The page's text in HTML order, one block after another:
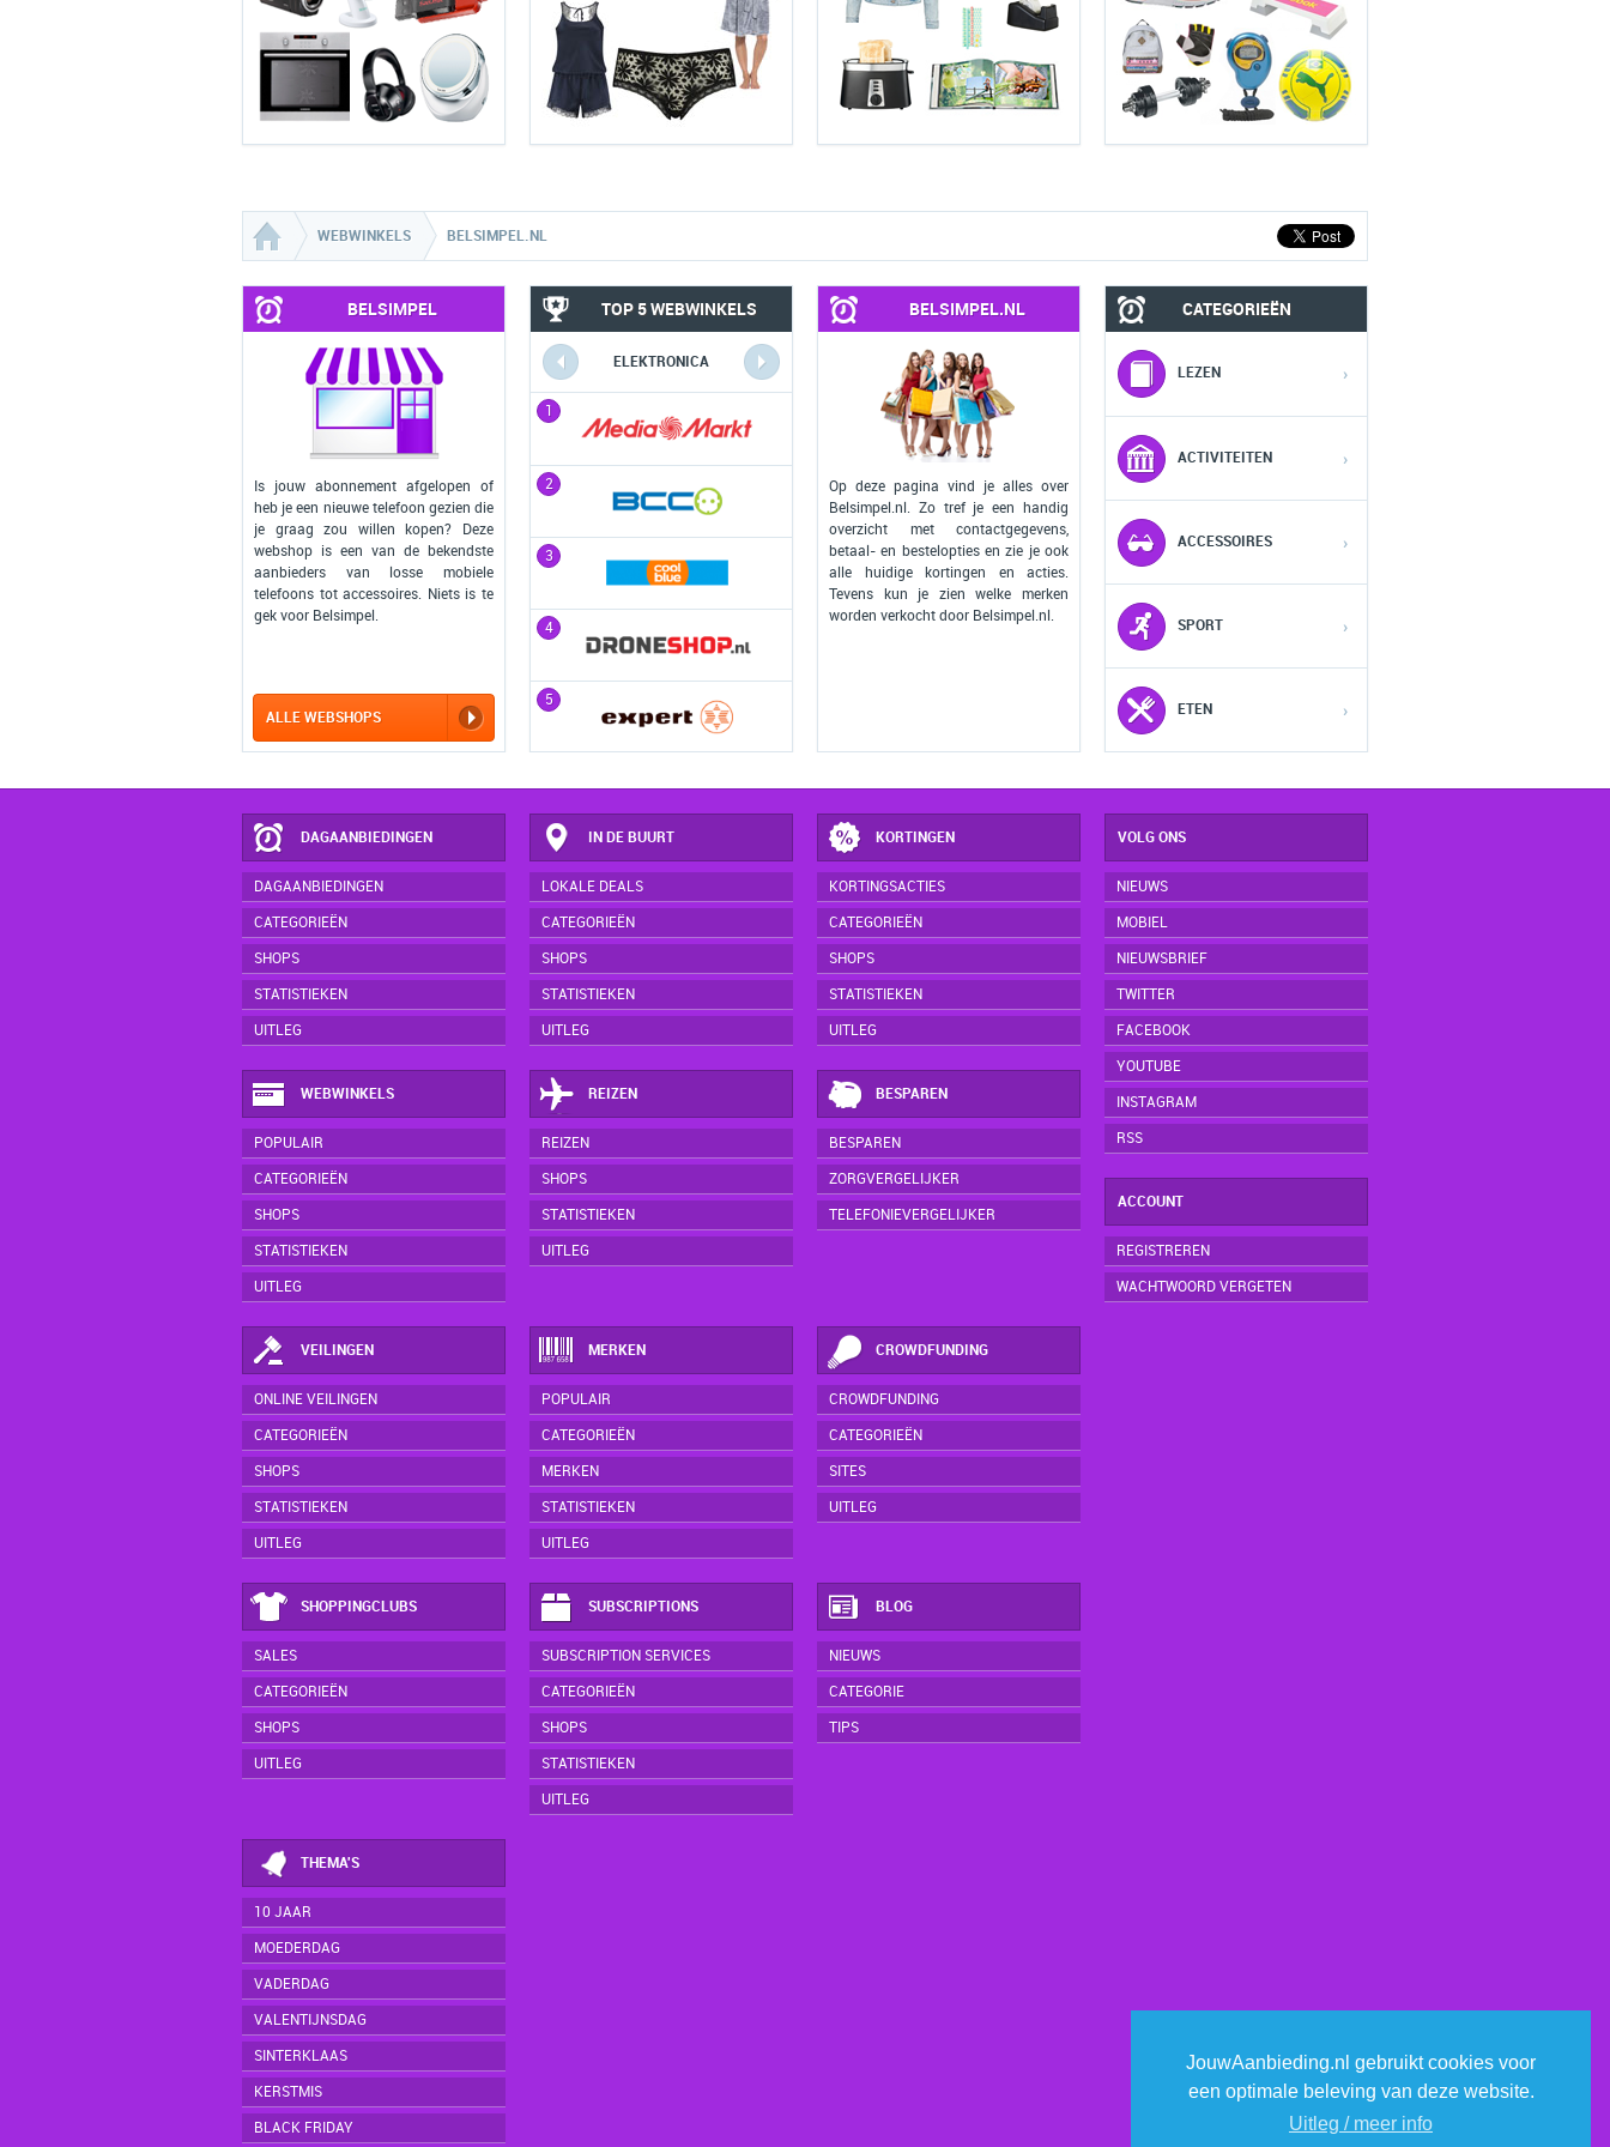
JouwAanbieding.nl gebruikt cookies voor
een optimale beleving van deze website.
Uitleg / meer info
WEBWINKELS BELSIMPEL.NL
BELSIMPEL
Is jouw abonnement afgelopen of
heb je een nieuwe telefoon gezien die
je graag zou willen kopen? Deze
webshop is een van de bekendste
aanbieders van losse mobiele
telefoons tot accessoires. Niets is te
gek voor Belsimpel.
ALLE WEBSHOPS
TOP 5 WEBWINKELS
ELEKTRONICA
1
2
3
4
5
COMPUTERS MOBIEL
2
3
BELSIMPEL.NL
Op deze pagina vind je alles over
Belsimpel.nl. Zo tref je een handig
overzicht met contactgegevens,
betaal- en bestelopties en zie je ook
alle huidige kortingen en acties.
Tevens kun je zien welke merken
worden verkocht door Belsimpel.nl.
CATEGORIEËN
LEZEN ›
ACTIVITEITEN ›
ACCESSOIRES ›
SPORT ›
ETEN ›
DAGAANBIEDINGEN
DAGAANBIEDINGEN
CATEGORIEËN
SHOPS
STATISTIEKEN
UITLEG
IN DE BUURT
LOKALE DEALS
CATEGORIEËN
SHOPS
STATISTIEKEN
UITLEG
KORTINGEN
KORTINGSACTIES
CATEGORIEËN
SHOPS
STATISTIEKEN
UITLEG
WEBWINKELS
POPULAIR
CATEGORIEËN
SHOPS
STATISTIEKEN
UITLEG
REIZEN
REIZEN
SHOPS
STATISTIEKEN
UITLEG
BESPAREN
BESPAREN
ZORGVERGELIJKER
TELEFONIEVERGELIJKER
VEILINGEN
ONLINE VEILINGEN
CATEGORIEËN
SHOPS
STATISTIEKEN
UITLEG
MERKEN
POPULAIR
CATEGORIEËN
MERKEN
STATISTIEKEN
UITLEG
CROWDFUNDING
CROWDFUNDING
CATEGORIEËN
SITES
UITLEG
SHOPPINGCLUBS
SALES
CATEGORIEËN
SHOPS
UITLEG
SUBSCRIPTIONS
SUBSCRIPTION SERVICES
CATEGORIEËN
SHOPS
STATISTIEKEN
UITLEG
BLOG
NIEUWS
CATEGORIE
TIPS
THEMA'S
10 JAAR
MOEDERDAG
VADERDAG
VALENTIJNSDAG
SINTERKLAAS
KERSTMIS
BLACK FRIDAY
VOLG ONS
NIEUWS
MOBIEL
NIEUWSBRIEF
TWITTER
FACEBOOK
YOUTUBE
INSTAGRAM
RSS
ACCOUNT
REGISTREREN
WACHTWOORD VERGETEN